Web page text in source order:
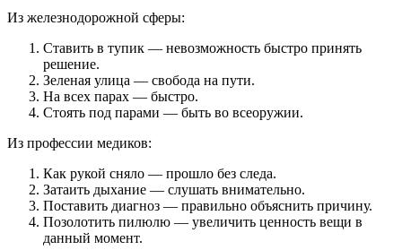
Из железнодорожной сферы:
Ставить в тупик — невозможность быстро принять
решение.
Зеленая улица — свобода на пути.
На всех парах — быстро.
Стоять под парами — быть во всеоружии.
Из профессии медиков:
Как рукой сняло — прошло без следа.
Затаить дыхание — слушать внимательно.
Поставить диагноз — правильно объяснить причину.
Позолотить пилюлю — увеличить ценность вещи в
данный момент.